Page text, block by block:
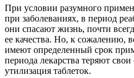
При условии разумного
при заболеваниях, в период
они спасают жизнь, почти
ее качества. Но, к сожалению,
имеют определенный срок
периода лекарства теряют
утилизация таблеток.